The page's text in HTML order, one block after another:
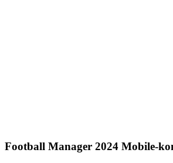
Football Manager 2024 Mobile-